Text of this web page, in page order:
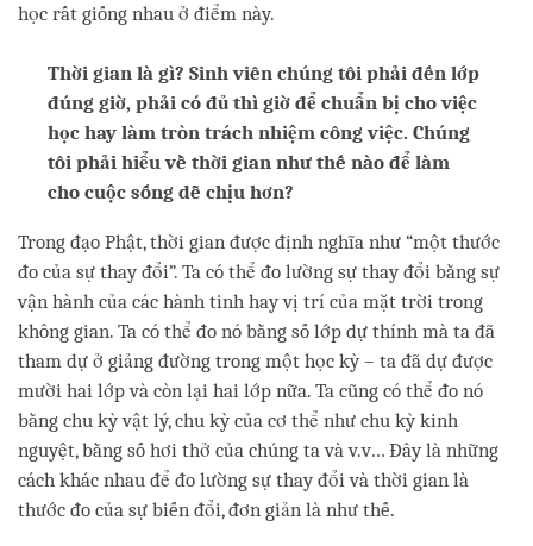
học rất giống nhau ở điểm này.
Thời gian là gì? Sinh viên chúng tôi phải đến lớp
đúng giờ, phải có đủ thì giờ để chuẩn bị cho việc
học hay làm tròn trách nhiệm công việc. Chúng
tôi phải hiểu về thời gian như thế nào để làm
cho cuộc sống dễ chịu hơn?
Trong đạo Phật, thời gian được định nghĩa như “một thước
đo của sự thay đổi”. Ta có thể đo lường sự thay đổi bằng sự
vận hành của các hành tinh hay vị trí của mặt trời trong
không gian. Ta có thể đo nó bằng số lớp dự thính mà ta đã
tham dự ở giảng đường trong một học kỳ – ta đã dự được
mười hai lớp và còn lại hai lớp nữa. Ta cũng có thể đo nó
bằng chu kỳ vật lý, chu kỳ của cơ thể như chu kỳ kinh
nguyệt, bằng số hơi thở của chúng ta và v.v… Đây là những
cách khác nhau để đo lường sự thay đổi và thời gian là
thước đo của sự biến đổi, đơn giản là như thế.